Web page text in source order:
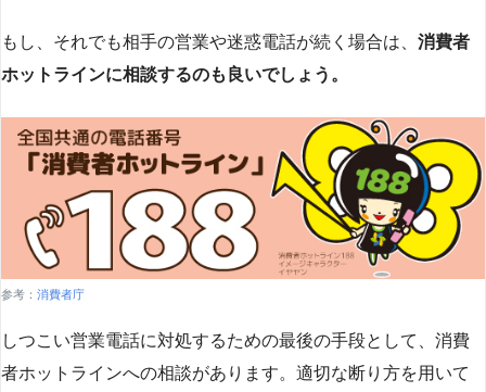
もし、それでも相手の営業や迷惑電話が続く場合は、 消費者
ホットラインに相談するのも良いでしょう。
参考： 消費者庁
しつこい営業電話に対処するための最後の手段として、消費
者ホットラインへの相談があります。適切な断り方を用いて